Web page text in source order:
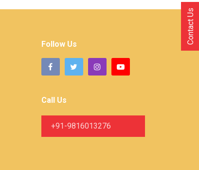
Follow Us
Call Us
+91-9816013276
Contact Us